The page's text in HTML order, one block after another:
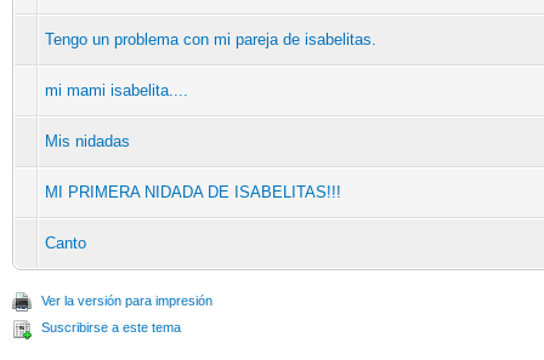
Tengo un problema con mi pareja de isabelitas.
mi mami isabelita....
Mis nidadas
MI PRIMERA NIDADA DE ISABELITAS!!!
Canto
Ver la versión para impresión
Suscribirse a este tema